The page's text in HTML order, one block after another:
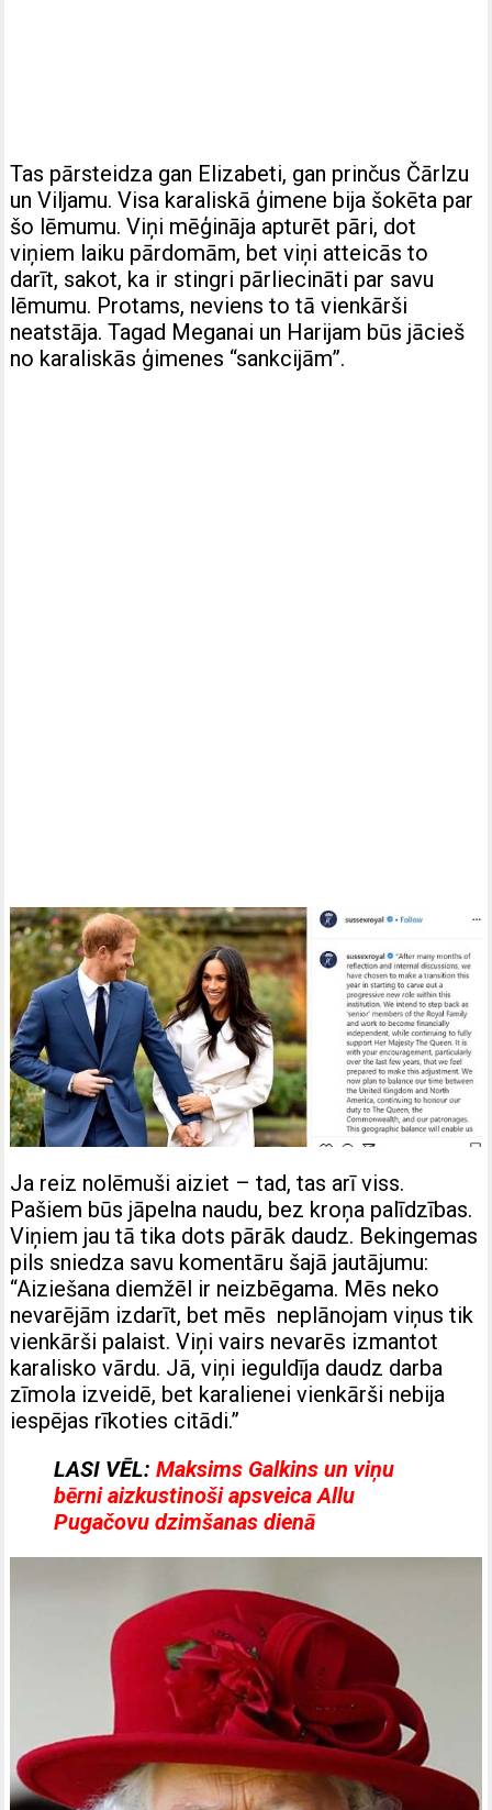
Tas pārsteidza gan Elizabeti, gan prinčus Čārlzu
un Viljamu. Visa karaliskā ģimene bija šokēta par
šo lēmumu. Viņi mēģināja apturēt pāri, dot
viņiem laiku pārdomām, bet viņi atteicās to
darīt, sakot, ka ir stingri pārliecināti par savu
lēmumu. Protams, neviens to tā vienkārši
neatstāja. Tagad Meganai un Harijam būs jācieš
no karaliskās ģimenes “sankcijām”.
Ja reiz nolēmuši aiziet – tad, tas arī viss.
Pašiem būs jāpelna naudu, bez kroņa palīdzības.
Viņiem jau tā tika dots pārāk daudz. Bekingemas
pils sniedza savu komentāru šajā jautājumu:
“Aiziešana diemžēl ir neizbēgama. Mēs neko
nevarējām izdarīt, bet mēs neplānojam viņus tik
vienkārši palaist. Viņi vairs nevarēs izmantot
karalisko vārdu. Jā, viņi ieguldīja daudz darba
zīmola izveidē, bet karalienei vienkārši nebija
iespējas rīkoties citādi.”
LASI VĒL:Maksims Galkins un viņu
bērni aizkustinoši apsveica Allu
Pugačovu dzimšanas dienā